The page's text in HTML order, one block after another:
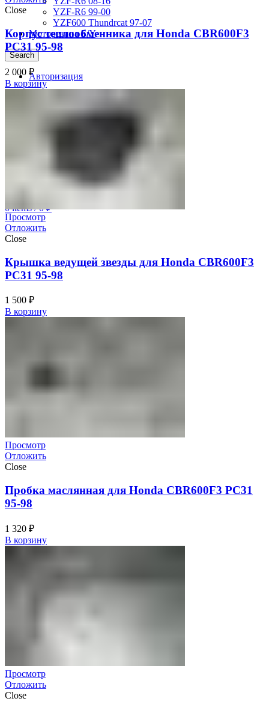
YZF-R6 99-00
YZF600 Thundrcat 97-07
Моторезина Б/У
Search
Авторизация
0items / 0₽
Close
Корпус теплообменника для Honda CBR600F3
PC31 95-98
2 000 ₽
В корзину
Просмотр
Отложить
Close
Крышка ведущей звезды для Honda CBR600F3
PC31 95-98
1 500 ₽
В корзину
Просмотр
Отложить
Close
Пробка маслянная для Honda CBR600F3 PC31
95-98
1 320 ₽
В корзину
Просмотр
Отложить
Close